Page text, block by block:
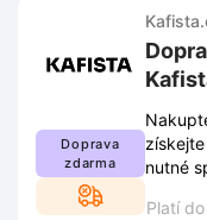
Doprava
zdarma
nutné
Platí